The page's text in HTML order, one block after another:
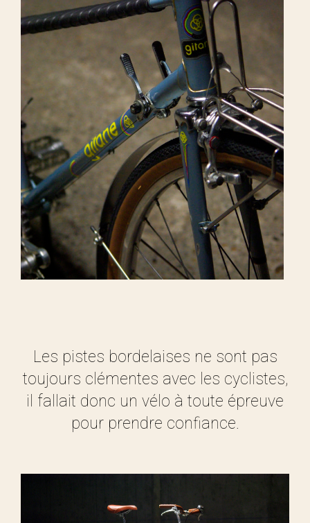
Les pistes bordelaises ne sont pas
toujours clémentes avec les cyclistes,
il fallait donc un vélo à toute épreuve
pour prendre confiance.